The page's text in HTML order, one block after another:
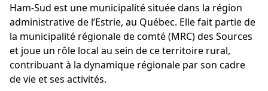
Ham-Sud est une municipalité située dans la région
administrative de l’Estrie, au Québec. Elle fait partie de
la municipalité régionale de comté (MRC) des Sources
et joue un rôle local au sein de ce territoire rural,
contribuant à la dynamique régionale par son cadre
de vie et ses activités.